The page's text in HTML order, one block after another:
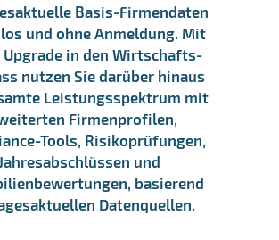
Basis-Firmendaten
und ohne Anmeldung. Mit
Upgrade in den Wirtschafts-
nutzen Sie darüber hinaus
Leistungsspektrum mit
Firmenprofilen,
Tools, Risikoprüfungen,
Jahresabschlüssen und
basierend
Datenquellen.